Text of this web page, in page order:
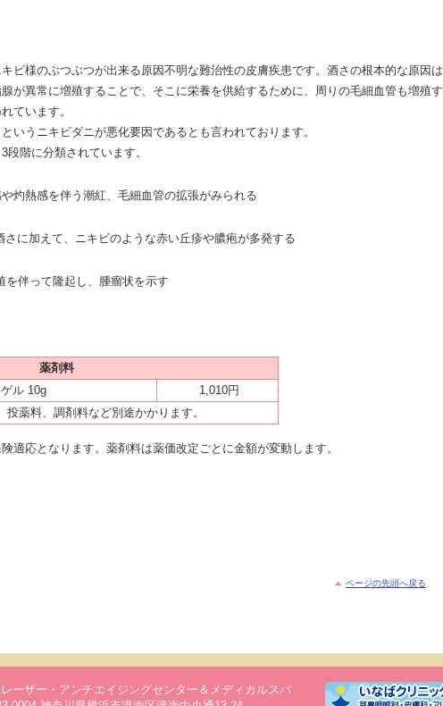
ビ様のぶつぶつが出来る原因不明な難治性の皮膚疾患です。酒さの根本的な原因は
が異常に増殖することで、そこに栄養を供給するために、周りの毛細血管も増殖す
ています。
いうニキビダニが悪化要因であるとも言われております。
階に分類されています。
や灼熱感を伴う潮紅、毛細血管の拡張がみられる
さに加えて、ニキビのような赤い丘疹や膿疱が多発する
を伴って隆起し、腫瘤状を示す
薬剤料
ル 10g
1,010円
投薬料、調剤料など別途かかります。
適応となります。薬剤料は薬価改定ごとに金額が変動します。
ページの先頭へ戻る
レーザー・アンチエイジングセンター＆メディカルスパ